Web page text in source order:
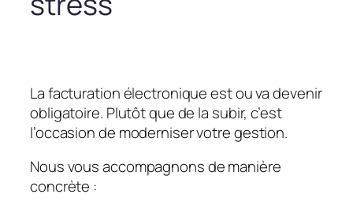
La facturation électronique est ou va devenir
obligatoire. Plutôt que de la subir, c’est
l’occasion de moderniser votre gestion.
Nous vous accompagnons de manière
concrète :